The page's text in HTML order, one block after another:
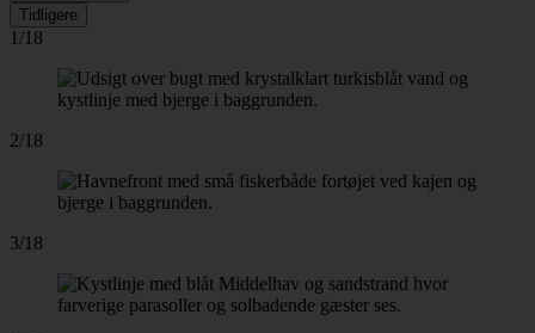
Tidligere
1/18
2/18
3/18